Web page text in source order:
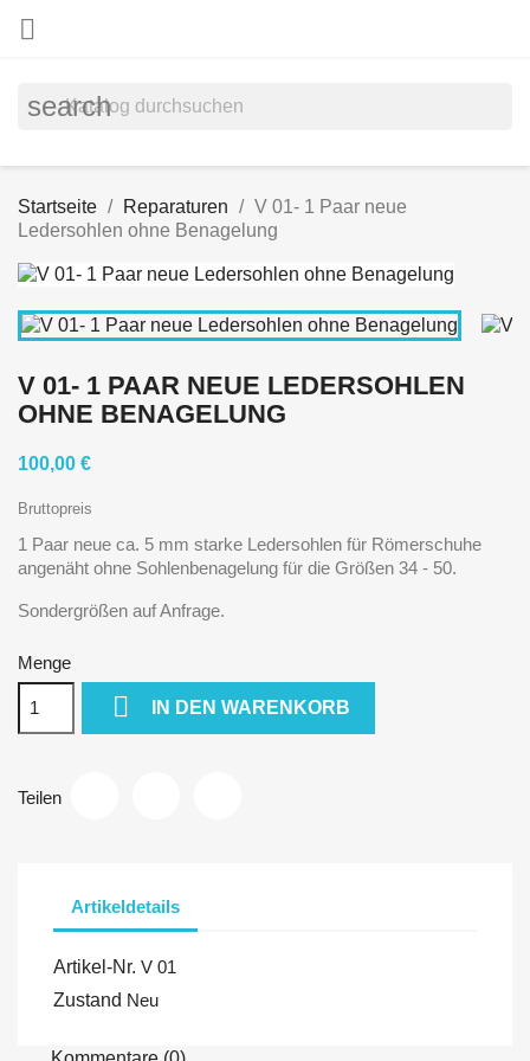

search
Startseite Reparaturen
V 01- 1 Paar neue
Ledersohlen ohne Benagelung
V 01- 1 PAAR NEUE LEDERSOHLEN
OHNE BENAGELUNG
100,00 €
Bruttopreis
1 Paar neue ca. 5 mm starke Ledersohlen für Römerschuhe
angenäht ohne Sohlenbenagelung für die Größen 34 - 50.
Sondergrößen auf Anfrage.
Menge
 IN DEN WARENKORB
Teilen
Artikeldetails
Artikel-Nr. V 01
Zustand Neu